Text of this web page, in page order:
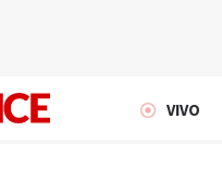
VIVO